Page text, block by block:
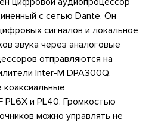
с сетью Dante. Он
сигналов и локальное
звука через аналоговые
отправляются на
Inter-M DPA300Q,
PL6X и PL40. Громкостью
можно управлять не